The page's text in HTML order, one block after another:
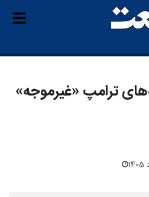
ترامپ «غیرموجه»